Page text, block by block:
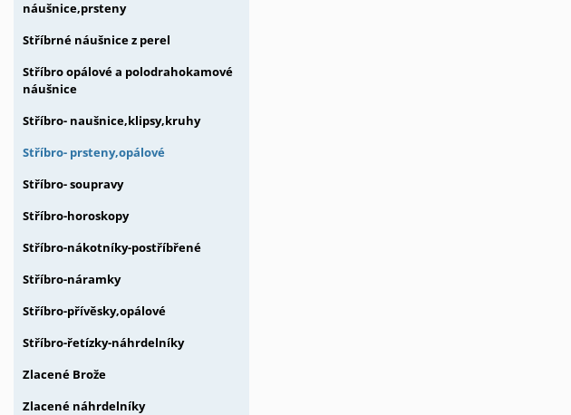
náušnice,prsteny
Stříbrné náušnice z perel
Stříbro opálové a polodrahokamové
náušnice
Stříbro- naušnice,klipsy,kruhy
Stříbro- prsteny,opálové
Stříbro- soupravy
Stříbro-horoskopy
Stříbro-nákotníky-postříbřené
Stříbro-náramky
Stříbro-přívěsky,opálové
Stříbro-řetízky-náhrdelníky
Zlacené Brože
Zlacené náhrdelníky